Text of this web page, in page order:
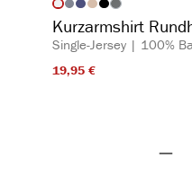
Artikelfarbe(Diese Option ist
Kurzarmshirt
Single-Jersey | 100%
19,95 €​